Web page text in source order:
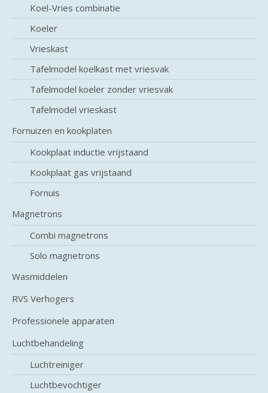
Koel-Vries combinatie
Koeler
Vrieskast
Tafelmodel koelkast met vriesvak
Tafelmodel koeler zonder vriesvak
Tafelmodel vrieskast
Fornuizen en kookplaten
Kookplaat inductie vrijstaand
Kookplaat gas vrijstaand
Fornuis
Magnetrons
Combi magnetrons
Solo magnetrons
Wasmiddelen
RVS Verhogers
Professionele apparaten
Luchtbehandeling
Luchtreiniger
Luchtbevochtiger